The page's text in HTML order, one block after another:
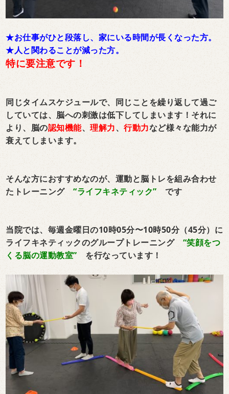
★お仕事がひと段落し、家にいる時間が長くなった方。
★人と関わることが減った方。
特に要注意です！
同じタイムスケジュールで、同じことを繰り返して過ご
していては、脳への刺激は低下してしまいます！ それに
より、脳の認知機能、理解力、行動力など様々な能力が
衰えてしまいます。
そんな方におすすめなのが、運動と脳トレを組み合わせ
たトレーニング“ライフキネティック” です
当院では、 毎週金曜日の10時05分〜10時50分（45分）に
ライフキネティックのグループトレーニング “笑顔をつ
くる脳の運動教室” を行なっています！